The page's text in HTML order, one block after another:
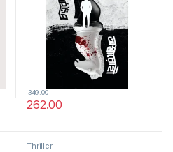
262.00
349.00
Thriller